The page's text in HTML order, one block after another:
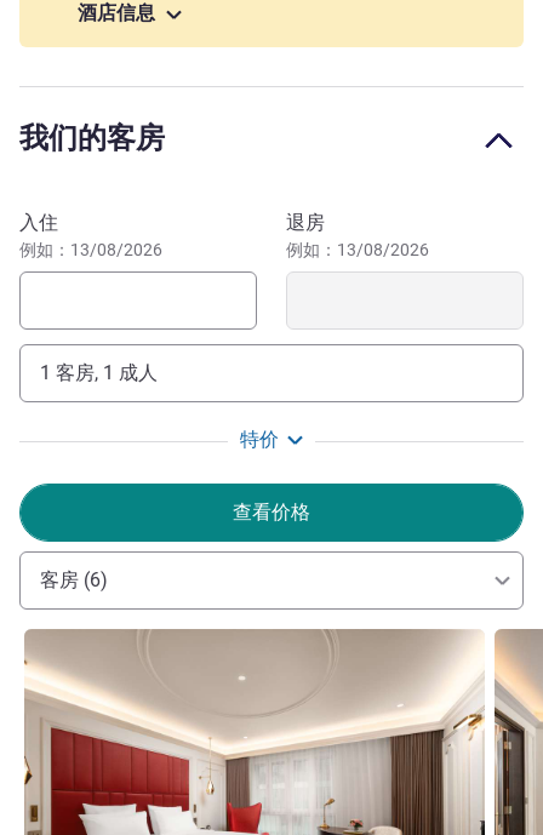
河内歌剧院酒店距内排国际机场 35 公里，地处市中心，交
剧院和老城区。 "如果您不满足于欣赏美丽的河内风景，也
会议室和 1 个商务中心，可供商务出差的客人使用。"
市，周围环绕着湖泊和公园，东方传统和法国殖民建筑随处
可见。它神秘的气氛、有 36 个行会所的旧区、充满异国情
调的市场和热闹的街道。
"你好！河内歌剧院酒店全体工作人员都期待您光临这座
令人向往、历史悠久的城市。在这里住宿不仅仅是难忘的，
更是非常有意义的。"
Alberto J. Lugo-Vina 酒店管理
酒店信息
我们的客房
预订此酒店
入住
例如：13/08/2026
退房
例如：13/08/2026
1 客房, 1 成人
特价
查看价格
客房 (6)
请参阅详情 请参